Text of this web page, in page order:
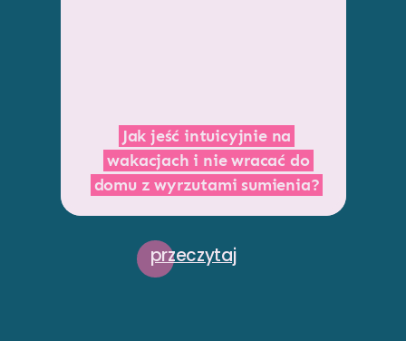
Jak jeść intuicyjnie na
wakacjach i nie wracać do
domu z wyrzutami sumienia?
przeczytaj